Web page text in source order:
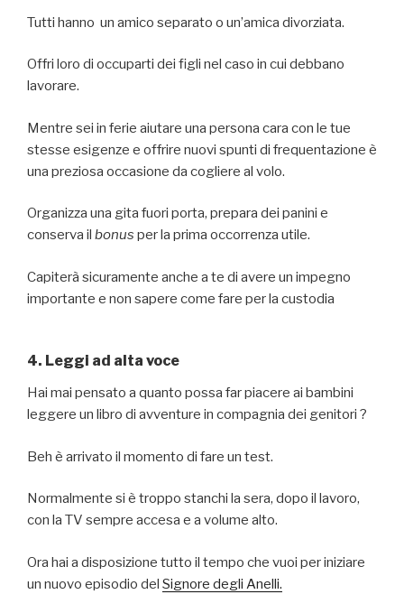
Tutti hanno un amico separato o un’amica divorziata.
Offri loro di occuparti dei figli nel caso in cui debbano
lavorare.
Mentre sei in ferie aiutare una persona cara con le tue
stesse esigenze e offrire nuovi spunti di frequentazione è
una preziosa occasione da cogliere al volo.
Organizza una gita fuori porta, prepara dei panini e
conserva il bonus per la prima occorrenza utile.
Capiterà sicuramente anche a te di avere un impegno
importante e non sapere come fare per la custodia
4. Leggi ad alta voce
Hai mai pensato a quanto possa far piacere ai bambini
leggere un libro di avventure in compagnia dei genitori ?
Beh è arrivato il momento di fare un test.
Normalmente si è troppo stanchi la sera, dopo il lavoro,
con la TV sempre accesa e a volume alto.
Ora hai a disposizione tutto il tempo che vuoi per iniziare
un nuovo episodio del Signore degli Anelli.